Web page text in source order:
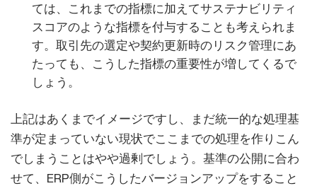
ては、これまでの指標に加えてサステナビリティ
スコアのような指標を付与することも考えられま
す。取引先の選定や契約更新時のリスク管理にあ
たっても、こうした指標の重要性が増してくるで
しょう。
上記はあくまでイメージですし、まだ統一的な処理基
準が定まっていない現状でここまでの処理を作りこん
でしまうことはやや過剰でしょう。基準の公開に合わ
せて、ERP側がこうしたバージョンアップをすること